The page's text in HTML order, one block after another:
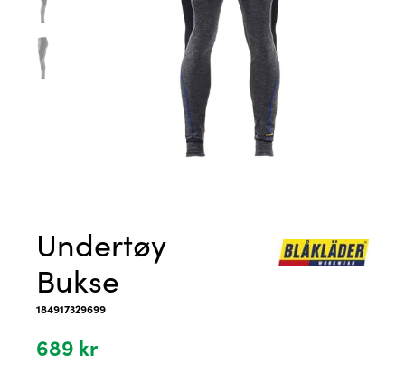
Undertøy
Bukse
184917329699
689 kr